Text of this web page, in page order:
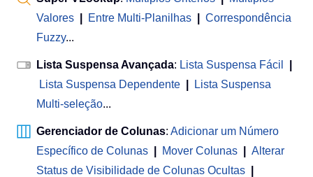
Valores
Entre Multi-Planilhas
Correspondência
Fuzzy...
Lista Suspensa Avançada: Lista Suspensa Fácil
Lista Suspensa Dependente
Lista Suspensa
Multi-seleção...
Gerenciador de Colunas: Adicionar um Número
Específico de Colunas
Mover Colunas
Alterar
Status de Visibilidade de Colunas Ocultas